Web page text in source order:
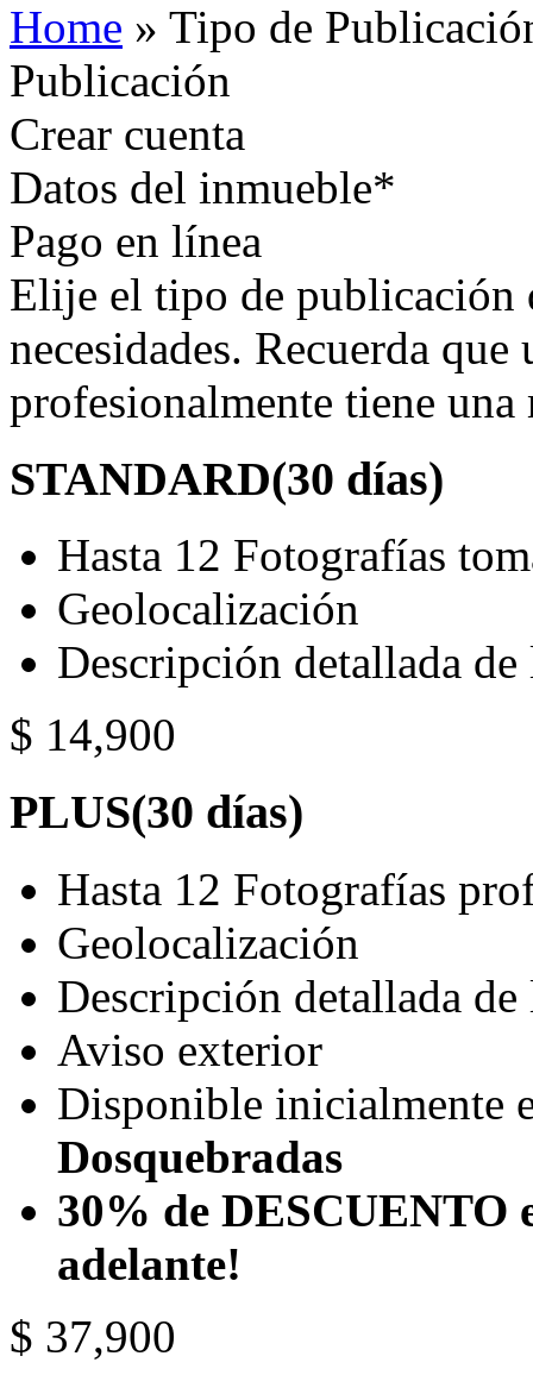
Home » Tipo de
Publicación
Crear cuenta
Datos del inmueble*
Pago en línea
Elije el tipo de publicación
necesidades. Recuerda
profesionalmente tiene
STANDARD(30 días)
Hasta 12 Fotografías
Geolocalización
Descripción detallada
$ 14,900
PLUS(30 días)
Hasta 12 Fotografías
Geolocalización
Descripción detallada
Aviso exterior
Disponible inicialmente
Dosquebradas
30% de DESCUENTO
adelante!
$ 37,900